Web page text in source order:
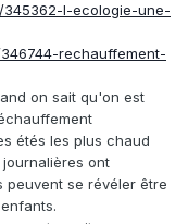
345362-l-ecologie-une-
rechauffement-
on sait qu'on est
étés les plus chaud
ont
peuvent se révéler être